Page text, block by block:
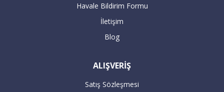
siparişleriniz takip eden bir sonraki gün
kargolanmaktadır.
Havale Bildirim Formu
İletişim
Blog
ALIŞVERİŞ
Satış Sözleşmesi